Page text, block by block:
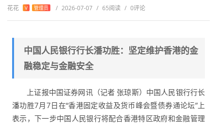
花花 V 管理员 / 2026-07-07 / 65阅读 / 0评论
中国人民银行行长潘功胜：坚定维护香港的金
融稳定与金融安全
上证报中国证券网讯（记者 张琼斯）中国人民银行行长
潘功胜7月7日在“香港固定收益及货币峰会暨债券通论坛”上
表示，下一步中国人民银行将配合香港特区政府和金融管理